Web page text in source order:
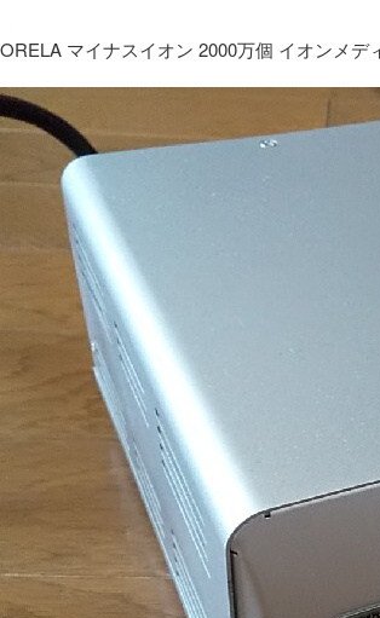
ORELA マイナスイオン 2000万個 イオンメ